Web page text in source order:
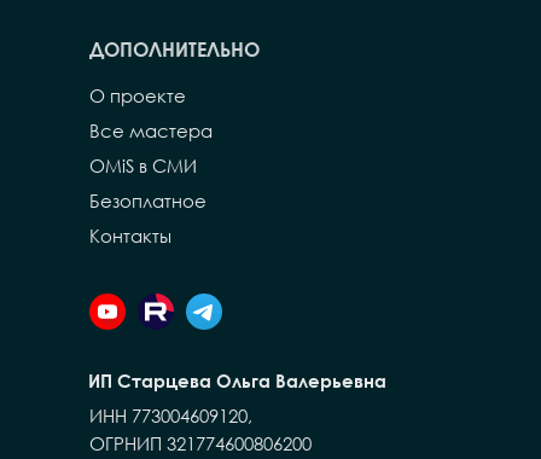
О проекте
Безоплатное
Контакты
ДОПОЛНИТЕЛЬНО
OMiS в СМИ
ИНН 773004609120,
ОГРНИП 321774600806200
ИП Старцева Ольга Валерьевна
Все мастера